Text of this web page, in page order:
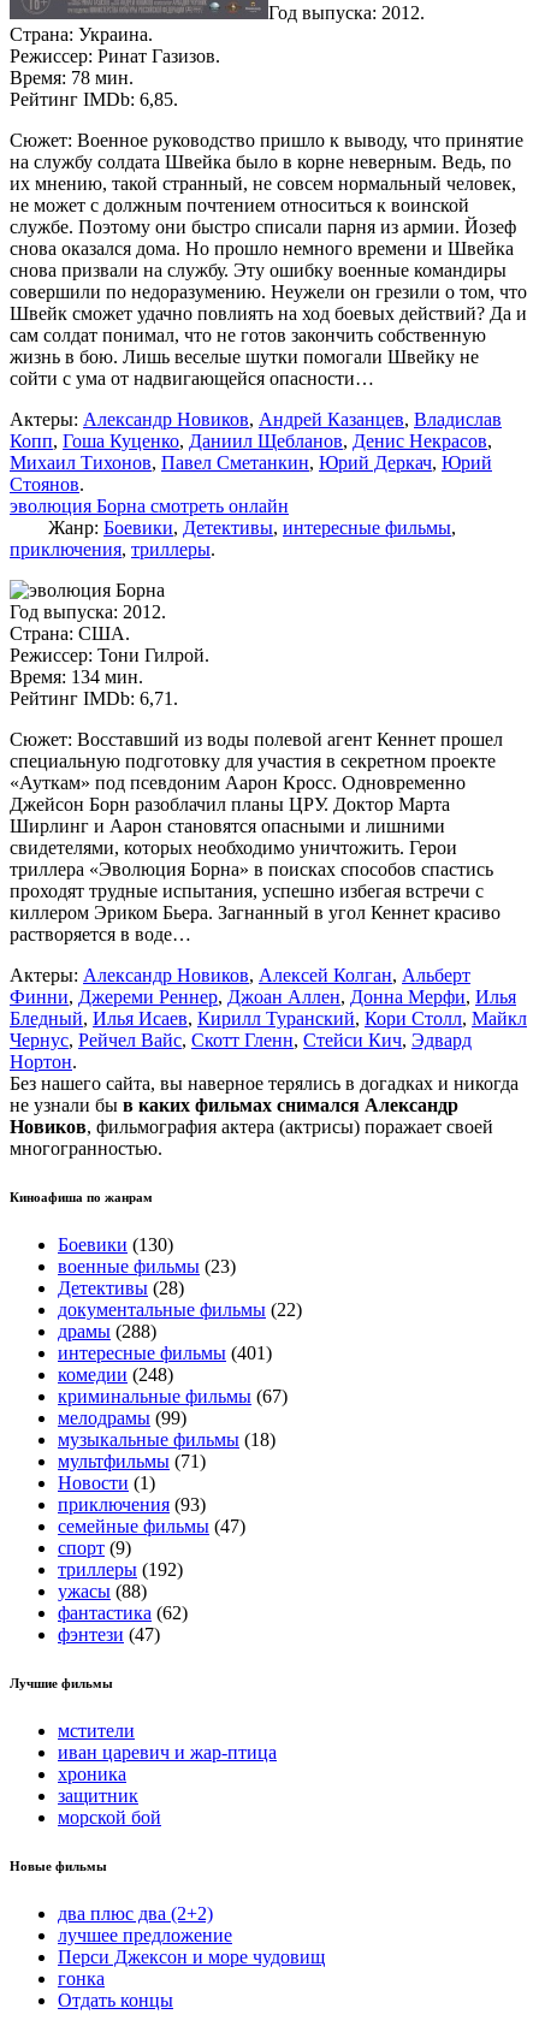
Год выпуска: 2012.
Страна: Украина.
Режиссер: Ринат Газизов.
Время: 78 мин.
Рейтинг IMDb: 6,85.
Сюжет: Военное руководство пришло к выводу, что принятие
на службу солдата Швейка было в корне неверным. Ведь, по
их мнению, такой странный, не совсем нормальный человек,
не может с должным почтением относиться к воинской
службе. Поэтому они быстро списали парня из армии. Йозеф
снова оказался дома. Но прошло немного времени и Швейка
снова призвали на службу. Эту ошибку военные командиры
совершили по недоразумению. Неужели он грезили о том, что
Швейк сможет удачно повлиять на ход боевых действий? Да и
сам солдат понимал, что не готов закончить собственную
жизнь в бою. Лишь веселые шутки помогали Швейку не
сойти с ума от надвигающейся опасности…
Актеры: Александр Новиков, Андрей Казанцев, Владислав
Копп, Гоша Куценко, Даниил Щебланов, Денис Некрасов,
Михаил Тихонов, Павел Сметанкин, Юрий Деркач, Юрий
Стоянов.
эволюция Борна смотреть онлайн
Жанр: Боевики, Детективы, интересные фильмы,
приключения, триллеры.
Год выпуска: 2012.
Страна: США.
Режиссер: Тони Гилрой.
Время: 134 мин.
Рейтинг IMDb: 6,71.
Сюжет: Восставший из воды полевой агент Кеннет прошел
специальную подготовку для участия в секретном проекте
«Ауткам» под псевдоним Аарон Кросс. Одновременно
Джейсон Борн разоблачил планы ЦРУ. Доктор Марта
Ширлинг и Аарон становятся опасными и лишними
свидетелями, которых необходимо уничтожить. Герои
триллера «Эволюция Борна» в поисках способов спастись
проходят трудные испытания, успешно избегая встречи с
киллером Эриком Бьера. Загнанный в угол Кеннет красиво
растворяется в воде…
Актеры: Александр Новиков, Алексей Колган, Альберт
Финни, Джереми Реннер, Джоан Аллен, Донна Мерфи, Илья
Бледный, Илья Исаев, Кирилл Туранский, Кори Столл, Майкл
Чернус, Рейчел Вайс, Скотт Гленн, Стейси Кич, Эдвард
Нортон.
Без нашего сайта, вы наверное терялись в догадках и никогда
не узнали бы в каких фильмах снимался Александр
Новиков, фильмография актера (актрисы) поражает своей
многогранностью.
Киноафиша по жанрам
Боевики (130)
военные фильмы (23)
Детективы (28)
документальные фильмы (22)
драмы (288)
интересные фильмы (401)
комедии (248)
криминальные фильмы (67)
мелодрамы (99)
музыкальные фильмы (18)
мультфильмы (71)
Новости (1)
приключения (93)
семейные фильмы (47)
спорт (9)
триллеры (192)
ужасы (88)
фантастика (62)
фэнтези (47)
Лучшие фильмы
мстители
иван царевич и жар-птица
хроника
защитник
морской бой
Новые фильмы
два плюс два (2+2)
лучшее предложение
Перси Джексон и море чудовищ
гонка
Отдать концы